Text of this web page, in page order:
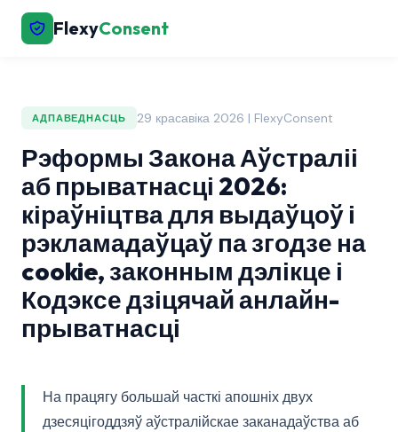
FlexyConsent
АДПАВЕДНАСЦЬ 29 красавіка 2026 | FlexyConsent
Рэформы Закона Аўстраліі
аб прыватнасці 2026:
кіраўніцтва для выдаўцоў і
рэкламадаўцаў па згодзе на
cookie, законным дэлікце і
Кодэксе дзіцячай анлайн-
прыватнасці
На працягу большай часткі апошніх двух
дзесяцігоддзяў аўстралійскае заканадаўства аб